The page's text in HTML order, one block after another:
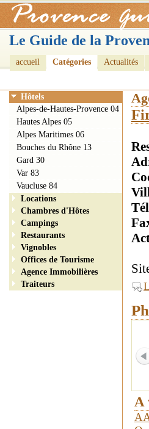
Le Guide de la
accueil Catégories Actualités
A
Hôtels
Alpes-de-Hautes-Provence 04
Hautes Alpes 05
Alpes Maritimes 06
Bouches du Rhône 13
Gard 30
Var 83
Vaucluse 84
Locations
Chambres d'Hôtes
Campings
Restaurants
Vignobles
Offices de Tourisme
Agence Immobilières
Traiteurs